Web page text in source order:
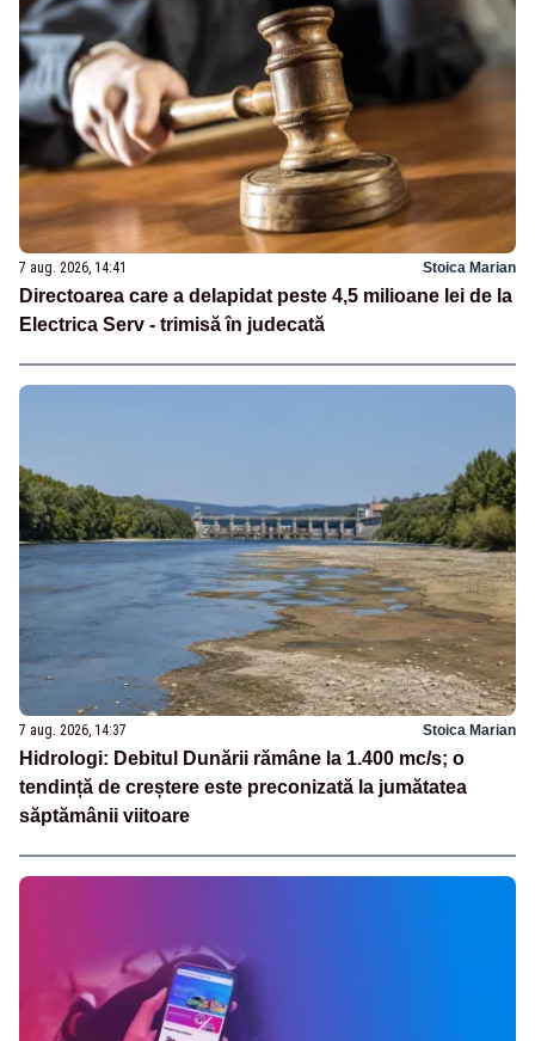
7 aug. 2026, 14:41 Stoica Marian
Directoarea care a delapidat peste 4,5 milioane lei de la
Electrica Serv - trimisă în judecată
7 aug. 2026, 14:37 Stoica Marian
Hidrologi: Debitul Dunării rămâne la 1.400 mc/s; o
tendință de creștere este preconizată la jumătatea
săptămânii viitoare